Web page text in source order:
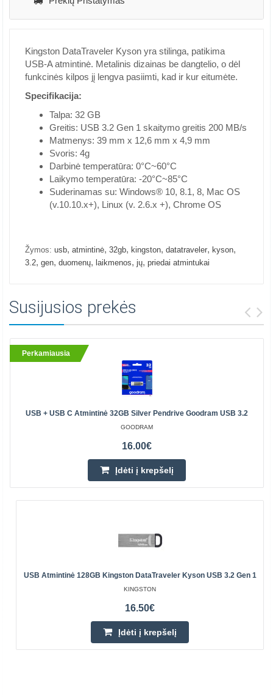
Kingston DataTraveler Kyson yra stilinga, patikima
USB-A atmintinė. Metalinis dizainas be dangtelio, o dėl
funkcinės kilpos jį lengva pasiimti, kad ir kur eitumėte.
Specifikacija:
Talpa: 32 GB
Greitis: USB 3.2 Gen 1 skaitymo greitis 200 MB/s
Matmenys: 39 mm x 12,6 mm x 4,9 mm
Svoris: 4g
Darbinė temperatūra: 0°C~60°C
Laikymo temperatūra: -20°C~85°C
Suderinamas su: Windows® 10, 8.1, 8, Mac OS
(v.10.10.x+), Linux (v. 2.6.x +), Chrome OS
Žymos: usb, atmintinė, 32gb, kingston, datatraveler, kyson,
3.2, gen, duomenų, laikmenos, jų, priedai atmintukai
Susijusios prekės
Perkamiausia
USB + USB C Atmintinė 32GB Silver Pendrive Goodram USB 3.2
GOODRAM
16.00€
Įdėti į krepšelį
USB Atmintinė 128GB Kingston DataTraveler Kyson USB 3.2 Gen 1
KINGSTON
16.50€
Įdėti į krepšelį